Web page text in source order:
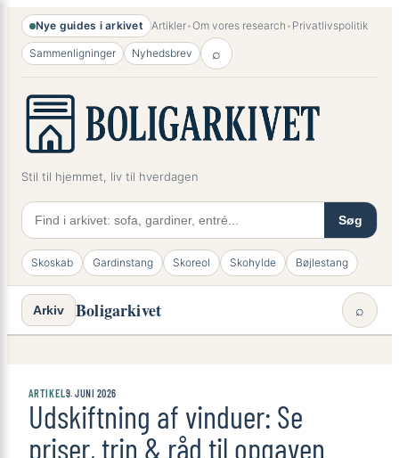
Spring
indhold
Nye guides i arkivet Artikler•Om vores research • Privatlivspolitik
Sammenligninger Nyhedsbrev ⌕
Stil til hjemmet, liv til hverdagen
Søg
Skoskab Gardinstang Skoreol Skohylde Bøjlestang
Arkiv Boligarkivet ⌕
ARTIKEL 9. JUNI 2026
Udskiftning af vinduer: Se
priser, trin & råd til opgaven